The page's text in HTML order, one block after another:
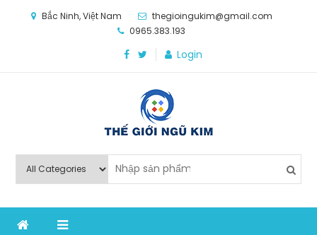
Bắc Ninh, Việt Nam
thegioingukim@gmail.com
0965.383.193
Login
Thế Giới Ngũ Kim
nghiệp sản xuất